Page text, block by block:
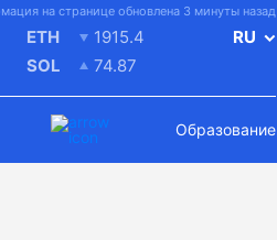
на странице обновлена 3 минуты назад
ETH
1915.4
SOL
74.87
RU
Образование